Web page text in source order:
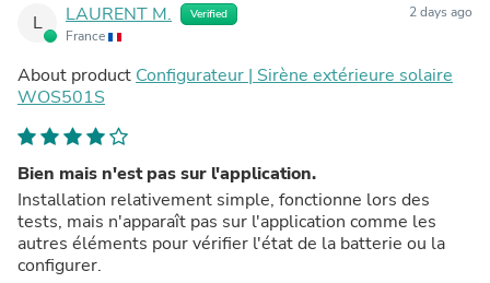
L LAURENT M. Verified
France
2 days ago
About product Configurateur | Sirène extérieure solaire
WOS501S
Bien mais n'est pas sur l'application.
Installation relativement simple, fonctionne lors des
tests, mais n'apparaît pas sur l'application comme les
autres éléments pour vérifier l'état de la batterie ou la
configurer.